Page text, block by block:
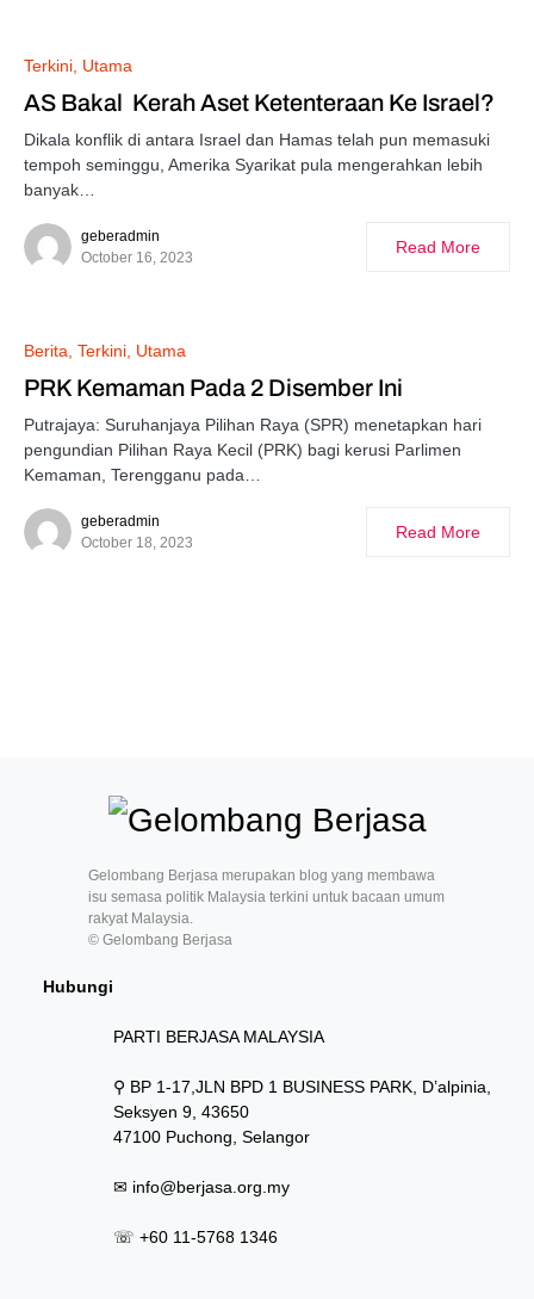
Terkini Utama
AS Bakal Kerah Aset Ketenteraan Ke Israel?
Dikala konflik di antara Israel dan Hamas telah pun memasuki
tempoh seminggu, Amerika Syarikat pula mengerahkan lebih
banyak…
geberadmin
October 16, 2023
Read More
Berita Terkini Utama
PRK Kemaman Pada 2 Disember Ini
Putrajaya: Suruhanjaya Pilihan Raya (SPR) menetapkan hari
pengundian Pilihan Raya Kecil (PRK) bagi kerusi Parlimen
Kemaman, Terengganu pada…
geberadmin
October 18, 2023
Read More
Gelombang Berjasa merupakan blog yang membawa
isu semasa politik Malaysia terkini untuk bacaan umum
rakyat Malaysia.
© Gelombang Berjasa
Hubungi
PARTI BERJASA MALAYSIA
⚲ BP 1-17,JLN BPD 1 BUSINESS PARK, D’alpinia,
Seksyen 9, 43650
47100 Puchong, Selangor
✉ info@berjasa.org.my
☏ +60 11-5768 1346